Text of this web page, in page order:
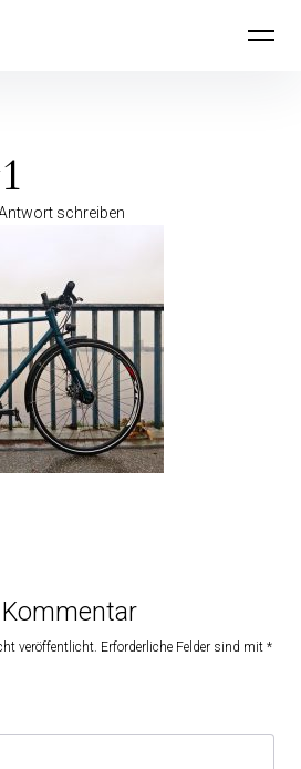
Abenteuer mit Rad
schreiben
veröffentlicht. Erforderliche Felder sind mit *